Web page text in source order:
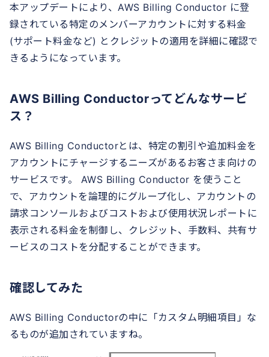
本アップデートにより、AWS Billing Conductor に登
録されている特定のメンバーアカウントに対する料金
(サポート料金など) とクレジットの適用を詳細に確認で
きるようになっています。
AWS Billing Conductorってどんなサービ
ス？
AWS Billing Conductorとは、特定の割引や追加料金を
アカウントにチャージするニーズがあるお客さま向けの
サービスです。 AWS Billing Conductor を使うこと
で、アカウントを論理的にグループ化し、アカウントの
請求コンソールおよびコストおよび使用状況レポートに
表示される料金を制御し、クレジット、手数料、共有サ
ービスのコストを分配することができます。
確認してみた
AWS Billing Conductorの中に「カスタム明細項目」な
るものが追加されていますね。